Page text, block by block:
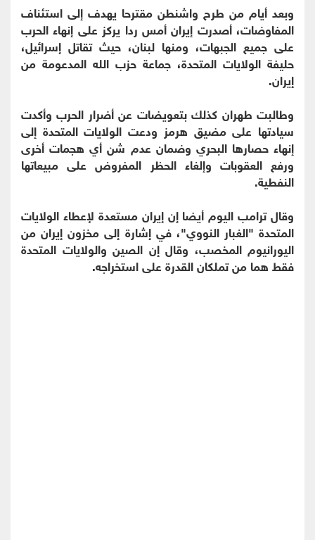
وبعد أيام من ​طرح واشنطن مقترحا يهدف إلى استئناف
المفاوضات، ​أصدرت إيران أمس ردا يركز على إنهاء الحرب
على ‌جميع ⁠الجبهات، ومنها لبنان، حيث تقاتل إسرائيل،
حليفة الولايات المتحدة، جماعة حزب الله المدعومة من
إيران.
وطالبت طهران كذلك بتعويضات عن أضرار الحرب ​وأكدت
سيادتها على ​مضيق ⁠هرمز ودعت الولايات المتحدة إلى
إنهاء حصارها البحري وضمان عدم شن ​أي هجمات أخرى
ورفع العقوبات وإلغاء ​الحظر ⁠المفروض على مبيعاتها
النفطية.
وقال ترامب اليوم أيضا إن إيران مستعدة لإعطاء الولايات
المتحدة "الغبار النووي"، في ⁠إشارة ​إلى مخزون إيران من
اليورانيوم ​المخصب، وقال إن الصين والولايات المتحدة
فقط هما من ​تملكان القدرة على استخراجه.